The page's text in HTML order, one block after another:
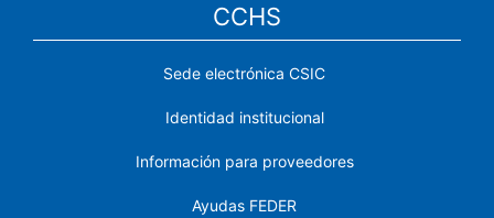
CCHS
Sede electrónica CSIC
Identidad institucional
Información para proveedores
Ayudas FEDER